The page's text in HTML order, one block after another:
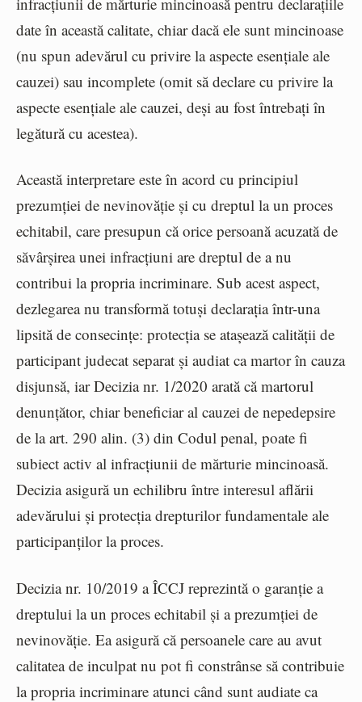
date în această calitate, chiar dacă ele sunt mincinoase
(nu spun adevărul cu privire la aspecte esențiale ale
cauzei) sau incomplete (omit să declare cu privire la
aspecte esențiale ale cauzei, deși au fost întrebați în
legătură cu acestea).
Această interpretare este în acord cu principiul
prezumției de nevinovăție și cu dreptul la un proces
echitabil, care presupun că orice persoană acuzată de
săvârșirea unei infracțiuni are dreptul de a nu
contribui la propria incriminare. Sub acest aspect,
dezlegarea nu transformă totuși declarația într-una
lipsită de consecințe: protecția se atașează calității de
participant judecat separat și audiat ca martor în cauza
disjunsă, iar Decizia nr. 1/2020 arată că martorul
denunțător, chiar beneficiar al cauzei de nepedepsire
de la art. 290 alin. (3) din Codul penal, poate fi
subiect activ al infracțiunii de mărturie mincinoasă.
Decizia asigură un echilibru între interesul aflării
adevărului și protecția drepturilor fundamentale ale
participanților la proces.
Decizia nr. 10/2019 a ÎCCJ reprezintă o garanție a
dreptului la un proces echitabil și a prezumției de
nevinovăție. Ea asigură că persoanele care au avut
calitatea de inculpat nu pot fi constrânse să contribuie
la propria incriminare atunci când sunt audiate ca